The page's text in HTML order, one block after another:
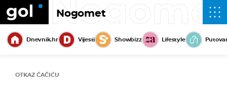
Nogomet
Dnevnik.hr Vijesti Showbizz Lifestyle
OTKAZ ČAČIĆU